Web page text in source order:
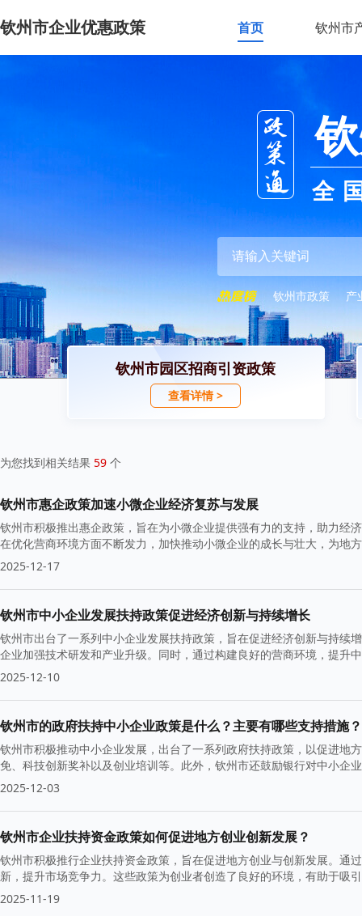
钦州市企业优惠政策 首页 钦州市
全
钦州市政策 产
钦州市园区招商引资政策
查看详情 >
为您找到相关结果 59 个
钦州市惠企政策加速小微企业经济复苏与发展
钦州市积极推出惠企政策，旨在为小微企业提供强有力的支持，助力经
在优化营商环境方面不断发力，加快推动小微企业的成长与壮大，为地
2025-12-17
钦州市中小企业发展扶持政策促进经济创新与持续增长
钦州市出台了一系列中小企业发展扶持政策，旨在促进经济创新与持续
企业加强技术研发和产业升级。同时，通过构建良好的营商环境，提升
2025-12-10
钦州市的政府扶持中小企业政策是什么？主要有哪些支持措施？
钦州市积极推动中小企业发展，出台了一系列政府扶持政策，以促进地
免、科技创新奖补以及创业培训等。此外，钦州市还鼓励银行对中小企
2025-12-03
钦州市企业扶持资金政策如何促进地方创业创新发展？
钦州市积极推行企业扶持资金政策，旨在促进地方创业与创新发展。通
新，提升市场竞争力。这些政策为创业者创造了良好的环境，有助于吸
2025-11-19